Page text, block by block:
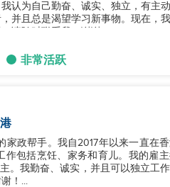
认为自己勤奋、诚实、独立，有主
并且总是渴望学习新事物。现在，
非常活跃
政帮手。我自2017年以来一直在
包括烹饪、家务和育儿。我的雇
。我勤奋、诚实，并且可以独立工
！...